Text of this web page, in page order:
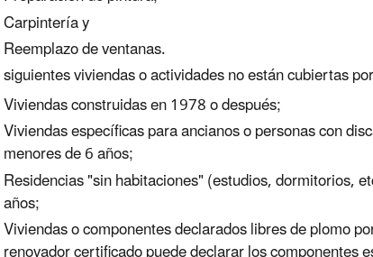
Carpintería y
Reemplazo de ventanas.
viviendas o actividades no están cubiertas
Viviendas construidas en 1978 o después;
Viviendas específicas para ancianos o personas con
menores de 6 años;
Residencias "sin habitaciones" (estudios, dormitorios,
años;
Viviendas o componentes declarados libres de plomo